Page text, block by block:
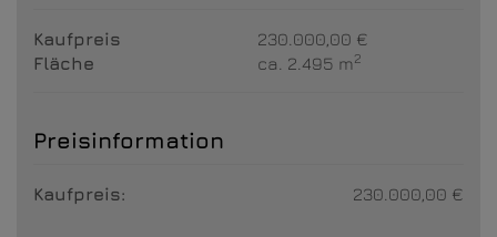
Kaufpreis
230.000,00 €
Fläche
ca. 2.495 m2
Preisinformation
Kaufpreis: 230.000,00 €